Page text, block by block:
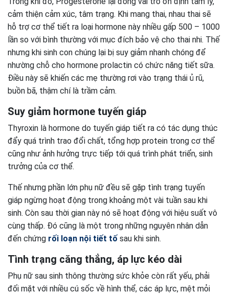
cảm thiện cảm xúc, tâm trạng. Khi mang thai, nhau thai sẽ
hỗ trợ cơ thể tiết ra loại hormone này nhiều gấp 500 – 1000
lần so với bình thường với mục đích bảo vệ cho thai nhi. Thế
nhưng khi sinh con chúng lại bị suy giảm nhanh chóng để
nhường chỗ cho hormone prolactin có chức năng tiết sữa.
Điều này sẽ khiến các mẹ thường rơi vào trạng thái ủ rũ,
buồn bã, thậm chí là trầm cảm.
Suy giảm hormone tuyến giáp
Thyroxin là hormone do tuyến giáp tiết ra có tác dụng thúc
đẩy quá trình trao đổi chất, tổng hợp protein trong cơ thể
cũng như ảnh hưởng trực tiếp tới quá trình phát triển, sinh
trưởng của cơ thể.
Thế nhưng phần lớn phụ nữ đều sẽ gặp tình trạng tuyến
giáp ngừng hoạt động trong khoảng một vài tuần sau khi
sinh. Còn sau thời gian này nó sẽ hoạt động với hiệu suất vô
cùng thấp. Đó cũng là một trong những nguyên nhân dẫn
đến chứng rối loạn nội tiết tố sau khi sinh.
Tình trạng căng thẳng, áp lực kéo dài
Phụ nữ sau sinh thông thường sức khỏe còn rất yếu, phải
đối mặt với nhiều cú sốc về hình thể, các áp lực, mệt mỏi